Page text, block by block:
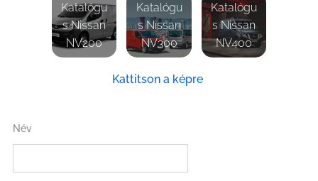
Katalógu
s Nissan
NV200
Katalógu
s Nissan
NV300
Katalógu
s Nissan
NV400
Kattitson a képre
Név